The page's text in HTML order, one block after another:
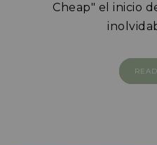
Cheap" el inicio